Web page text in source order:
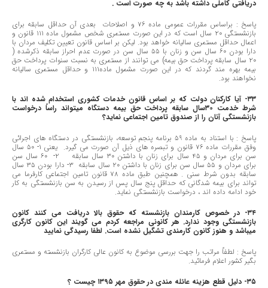
دریافتی کاملی داشته باشد به چه صورت است .
پاسخ : براساس مقررات عمومی ماده ٧٦ و اصلاحات بعدی آن حداقل سابقه برای
بازنشستگی ٢٠ سال است که در این صورت مستمری شخص مشمول ماده ١١١ قانون و
اعمال حداقل مستمری سالیانه خواهد بود. لیکن بر اساس قانون تعیین تکلیف مردان با
دارا بودن ٦٠ سال سن و زنان با ٥٥ سال سن در صورت عدم احراز سابقه ذکرشده (
٢٠ سال سابقه پرداخت حق بیمه) می توانند از مستمری به نسبت سنوات پرداخت حق
بیمه بهره مند گردند که در این صورت مشمول ماده١١١ و حداقل مستمری سالیانه
نخواهند بود.
٣٣- آیا کارکنان دولت که بر اساس قانون خدمات کشوری استخدام شده اند با
شرط خدمت ٣٠سال سابقه پرداخت حق بیمه دستگاه میتواند راساً درخواست
بازنشستگی آنان را از صندوق تامین اجتماعی نماید؟
پاسخ : با استناد به ماده ٥٩ برنامه پنجم توسعه، بازنشستگی در دستگاه های اجرائی
وفق مقررات ماده ٧٦ قانون و تبصره های ذیل آن صورت می گیرد. یعنی ١- ٥٠ سال
سن برای مردان و ٤٥ سال برای زنان با داشتن ٣٠ سال سابقه ٢- ٦٠ سال سن
برای مردان و ٥٥ سال سن برای زنان با داشتن ٢٠ سال سابقه ٣- دارا بودن ٣٥ سال
سابقه بدون شرط سنی . همچنین طبق ماده ٧٨ قانون تامین اجتماعی کارفرما می
تواند برای بیمه شدگانی که حداقل پنج سال پس از رسیدن به سن بازنشستگی به کار
خود ادامه داده اند ، درخواست بازنشستگی نماید.
٣٤- در خصوص کارمندان بازنشسته که حقوق بالا دریافت می کنند کانون
بازنشستگی وجود ندارد. هر کانونی مراجعه کردم می گویند این کانون کارگری
میباشد و هنوز کانون کارمندی تشگیل نشده است. لطفا رسیدگی نمایید
پاسخ : لطفاً مراتب را جهت بررسی موضوع به کانون عالی کارگران بازنشسته و مستمری
بگیر کشور اعلام فرمائید.
٣٥- دلیل قطع هزینه عائله مندی در حقوق مهر ١٣٩٥ چیست ؟